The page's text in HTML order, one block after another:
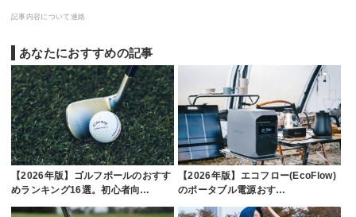
記事内容について連絡
あなたにおすすめの記事
【2026年版】ゴルフボールのおすす
めランキング16選。初心者向…
【2026年版】エコフロー(EcoFlow)
のポータブル電源おす…